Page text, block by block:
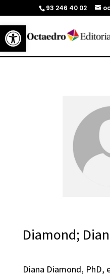
Abrir barra de herramientas
93 246 40 02
Diamond;
Diana Diamond, PhD,